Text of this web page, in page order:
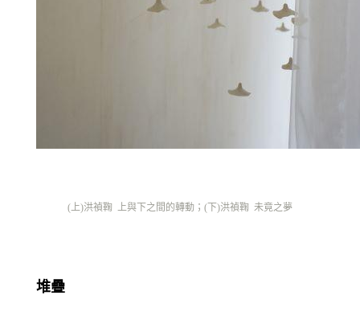
(上)洪禎鞠 上與下之間的轉動；(下)洪禎鞠 未竟之夢
堆疊